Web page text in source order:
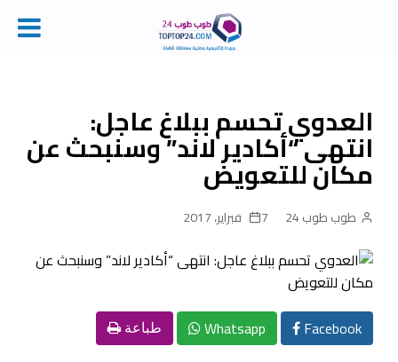
contentالعدوي تحسم ببلاغ عاجل:
انتهى “أكادير لاند” وسنبحث عن
مكان للتعويض
طوب طوب 24 7 فبراير، 2017
Facebook
Whatsapp طباعة